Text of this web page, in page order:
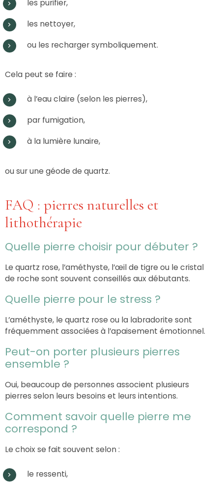
les purifier,
les nettoyer,
ou les recharger symboliquement.
Cela peut se faire :
à l’eau claire (selon les pierres),
par fumigation,
à la lumière lunaire,
ou sur une géode de quartz.
FAQ : pierres naturelles et
lithothérapie
Quelle pierre choisir pour débuter ?
Le quartz rose, l’améthyste, l’œil de tigre ou le cristal
de roche sont souvent conseillés aux débutants.
Quelle pierre pour le stress ?
L’améthyste, le quartz rose ou la labradorite sont
fréquemment associées à l’apaisement émotionnel.
Peut-on porter plusieurs pierres
ensemble ?
Oui, beaucoup de personnes associent plusieurs
pierres selon leurs besoins et leurs intentions.
Comment savoir quelle pierre me
correspond ?
Le choix se fait souvent selon :
le ressenti,